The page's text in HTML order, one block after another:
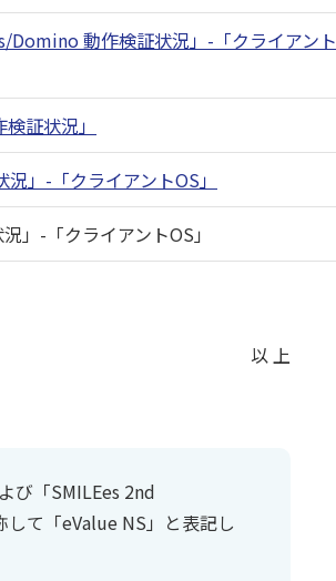
動作検証状況」-「クライアント
証状況」
況」-「クライアントOS」
」-「クライアントOS」
以 上
び「SMILEes 2nd
て「eValue NS」と表記し